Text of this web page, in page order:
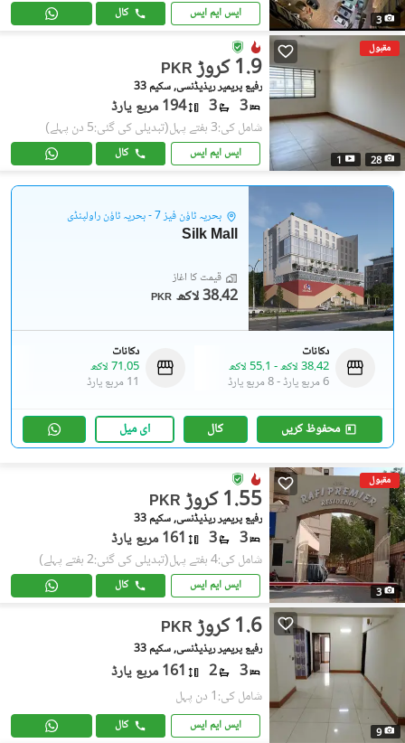
3 ایس ایم ایس کال
مقبول
28
1
PKR 1.9 کروڑ
رفیع پریمیر ریذیڈنسی, سکیم 33
3
3 194 مربع یارڈ
شامل کی:3 ہفتے پہل (تبدیلی کی گئی:5 دن پہلے)
ایس ایم ایس کال
بحریہ ٹاؤن فیز 7 - بحریہ ٹاؤن راولپنڈی
Silk Mall
قیمت کا آغاز
PKR 38.42 لاکھ
دکانات
38.42 لاکھ
- 55.1 لاکھ
6 مربع یارڈ
-8 مربع یارڈ
دکانات
71.05 لاکھ
11 مربع یارڈ
محفوظ کریں کال ای میل
مقبول
3
PKR 1.55 کروڑ
رفیع پریمیر ریذیڈنسی, سکیم 33
3
3 161 مربع یارڈ
شامل کی:4 ہفتے پہل (تبدیلی کی گئی:2 ہفتے پہلے)
ایس ایم ایس کال
9
PKR 1.6 کروڑ
رفیع پریمیر ریذیڈنسی, سکیم 33
3
2 161 مربع یارڈ
شامل کی:1 دن پہل
ایس ایم ایس کال